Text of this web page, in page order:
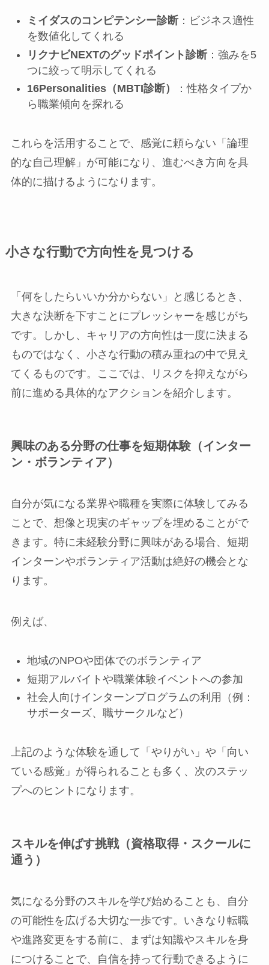
ミイダスのコンピテンシー診断：ビジネス適性
を数値化してくれる
リクナビNEXTのグッドポイント診断：強みを5
つに絞って明示してくれる
16Personalities（MBTI診断）
：性格タイプか
ら職業傾向を探れる
これらを活用することで、感覚に頼らない「論理
的な自己理解」が可能になり、進むべき方向を具
体的に描けるようになります。
小さな行動で方向性を見つける
「何をしたらいいか分からない」と感じるとき、
大きな決断を下すことにプレッシャーを感じがち
です。しかし、キャリアの方向性は一度に決まる
ものではなく、小さな行動の積み重ねの中で見え
てくるものです。ここでは、リスクを抑えながら
前に進める具体的なアクションを紹介します。
興味のある分野の仕事を短期体験（インター
ン・ボランティア）
自分が気になる業界や職種を実際に体験してみる
ことで、想像と現実のギャップを埋めることがで
きます。特に未経験分野に興味がある場合、短期
インターンやボランティア活動は絶好の機会とな
ります。
例えば、
地域のNPOや団体でのボランティア
短期アルバイトや職業体験イベントへの参加
社会人向けインターンプログラムの利用（例：
サポーターズ、職サークルなど）
上記のような体験を通して「やりがい」や「向い
ている感覚」が得られることも多く、次のステッ
プへのヒントになります。
スキルを伸ばす挑戦（資格取得・スクールに
通う）
気になる分野のスキルを学び始めることも、自分
の可能性を広げる大切な一歩です。いきなり転職
や進路変更をする前に、まずは知識やスキルを身
につけることで、自信を持って行動できるように